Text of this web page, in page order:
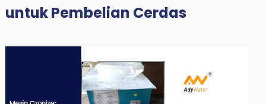
untuk Pembelian Cerdas